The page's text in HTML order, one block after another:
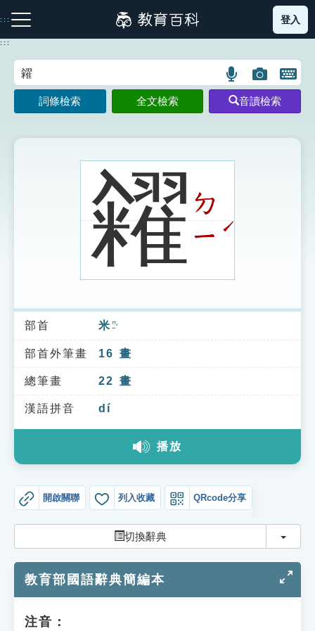
到
主
:::
注音索引圖示 筆畫索引圖示 部首索引表圖示
索引選單
知識索引
單字索引
生命大百科索引
教學應用
貓頭鷹博士
登入
:::
語
言
搜
示
圖
片
搜
開
鍵
圖
詞條檢索 全文檢索 音讀檢索
糴ㄉ
ㄧˊ
部首 米 ㄇㄧˇ
部首外筆畫 16 畫
總筆畫 22 畫
漢語拼音 dí
播放
開啟關聯 列入收藏 QRcode分享
切換辭典 切換
教育部國語辭典簡編本
注音：